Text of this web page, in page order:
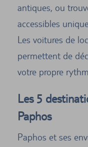
antiques, ou
accessibles
Les voitures de
permettent de
votre propre
Les 5
Paphos
Paphos et ses